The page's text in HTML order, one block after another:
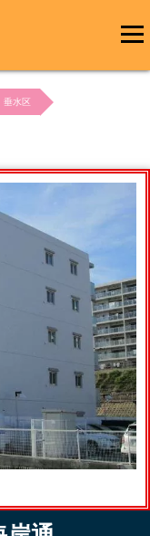
メインメ
垂水区